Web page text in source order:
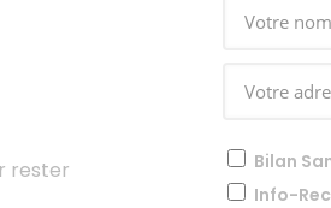
rester
Bilan
Info-